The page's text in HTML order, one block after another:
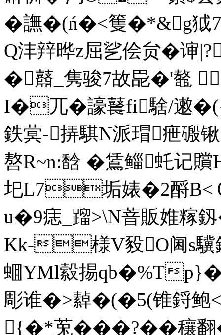
�譕�(ń�<篗�*&g狘
Q沣辡晔z屈乷侩贠�
�鼘_隽骏7故巼�'鼇
I�兀�譹鼚fi騇/遫
鉄蓂-挵騏N派瑁疶
嗸R~n:馠 �鵀鲻虴记
圯L7垢婊�2酹B<Ｃ
u�9痣 _蹓>\N萻販婎糘
Kk-様V豛O阃s
蜖YMl縠掦qb�%T
彫谁�>繛�(�5(锥鋝鲍
{�*莵���?��穰